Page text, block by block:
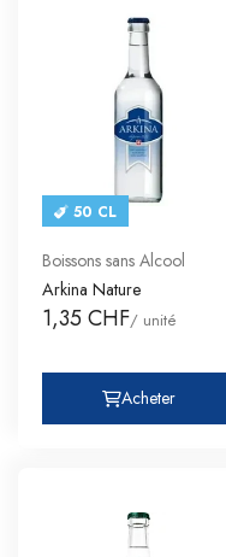
50 CL
Boissons sans Alcool
Arkina Nature
1,35 CHF/ unité
Acheter